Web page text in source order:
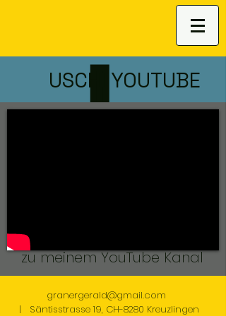
USCHI YOUTUBE
zu meinem YouTube Kanal
granergerald@gmail.com
| Säntisstrasse 19, CH-8280 Kreuzlingen